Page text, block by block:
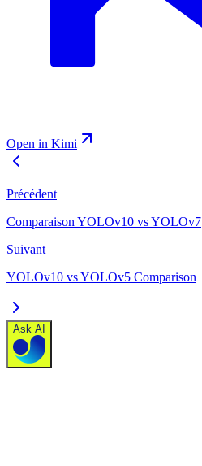
Open in Kimi
Précédent
Comparaison YOLOv10 vs YOLOv7
Suivant
YOLOv10 vs YOLOv5 Comparison
Ask AI